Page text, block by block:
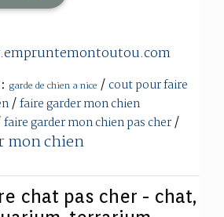
garde de chien a nice / cout pour faire
/faire garder mon chien
faire garder mon chien pas cher/
mon chien
chat pas cher - chat,